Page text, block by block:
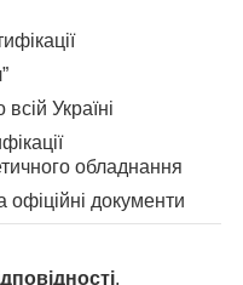
Україні
обладнання
офіційні документи
,